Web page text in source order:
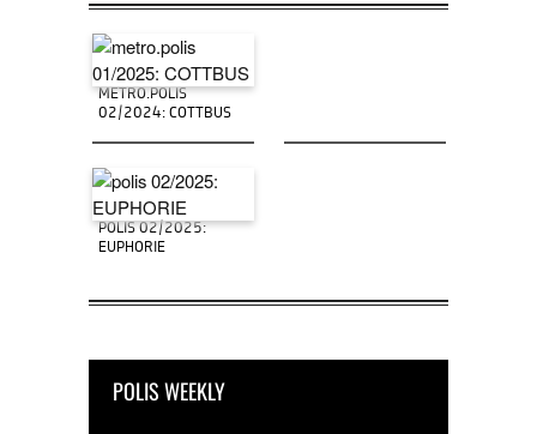
METRO.POLIS
02/2024: COTTBUS
POLIS 02/2025:
EUPHORIE
POLIS WEEKLY